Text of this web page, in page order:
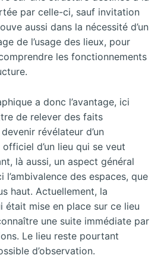
par celle-ci, sauf invitation
aussi dans la nécessité d’un
de l’usage des lieux, pour
les fonctionnements
a donc l’avantage, ici
de relever des faits
révélateur d’un
d’un lieu qui se veut
là aussi, un aspect général
l’ambivalence des espaces, que
haut. Actuellement, la
était mise en place sur ce lieu
une suite immédiate par
Le lieu reste pourtant
d’observation.